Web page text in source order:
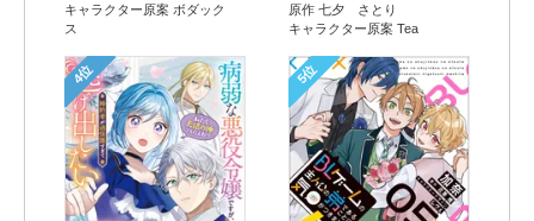
キャラクター原案 ボダック
ス
原作 七夕 さとり
キャラクター原案 Tea
4位 5位